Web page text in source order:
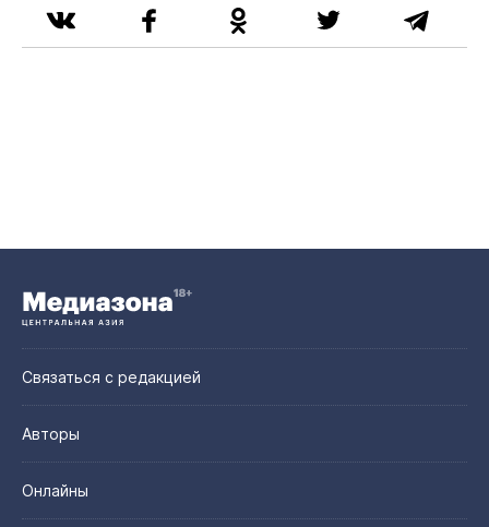
Связаться с редакцией
Авторы
Онлайны